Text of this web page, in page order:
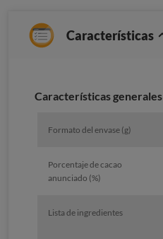
Características
Características generales
Formato del envase (g)
Porcentaje de cacao
anunciado (%)
Lista de ingredientes